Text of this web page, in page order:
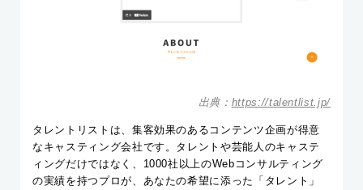
出典： https://talentlist.jp/
タレントリストは、集客効果のあるコンテンツ企画が得意
なキャスティング会社です。タレントや芸能人のキャステ
ィングだけではなく、1000社以上のWebコンサルティング
の実績を持つプロが、あなたの希望に添った「タレント」